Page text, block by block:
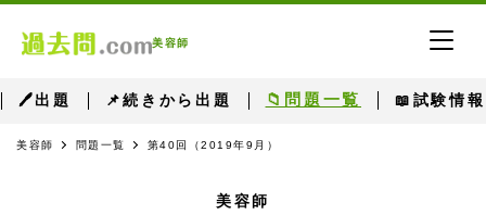
美容師
🖊出題 📌続きから出題 📁問題一覧 📖試験情報
美容師 問題一覧 第40回（2019年9月）
美容師